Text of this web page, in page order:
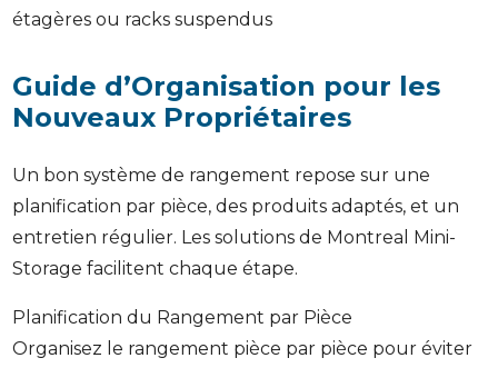
étagères ou racks suspendus
Guide d’Organisation pour les
Nouveaux Propriétaires
Un bon système de rangement repose sur une
planification par pièce, des produits adaptés, et un
entretien régulier. Les solutions de Montreal Mini-
Storage facilitent chaque étape.
Planification du Rangement par Pièce
Organisez le rangement pièce par pièce pour éviter